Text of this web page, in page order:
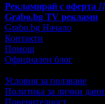
Рекламирай с оферта
Grabo.bg TV реклами
Grabo.bg Начало
Контакти
Помощ
Официален блог
Условия за ползване
Политика за лични
Поверителност